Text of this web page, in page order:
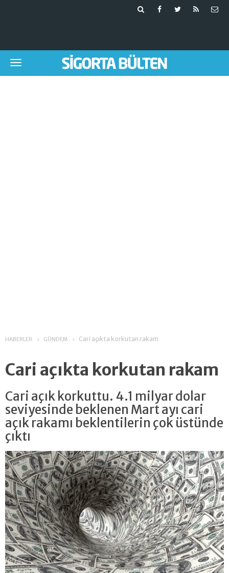
HABERLER GÜNDEM Cari açıkta korkutan rakam
Cari açıkta korkutan rakam
Cari açık korkuttu. 4.1 milyar dolar
seviyesinde beklenen Mart ayı cari
açık rakamı beklentilerin çok üstünde
çıktı